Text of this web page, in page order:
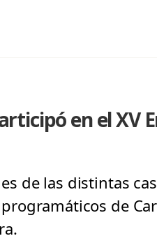
en el XV
de las distintas
de